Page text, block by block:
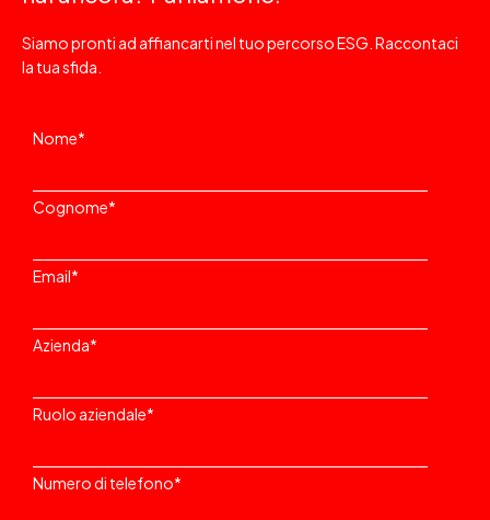
Siamo pronti ad affiancarti nel tuo percorso ESG. Raccontaci
la tua sfida.
Nome*
Cognome*
Email*
Azienda*
Ruolo aziendale*
Numero di telefono*